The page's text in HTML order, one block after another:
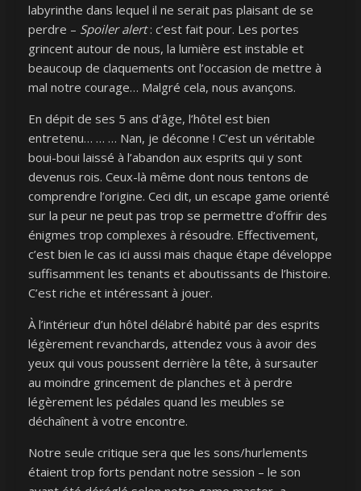
labyrinthe dans lequel il ne serait pas plaisant de se
perdre – Spoiler alert: c’est fait pour. Les portes
grincent autour de nous, la lumière est instable et
beaucoup de claquements ont l’occasion de mettre à
mal notre courage… Malgré cela, nous avançons.
En dépit de ses 5 ans d’âge, l’hôtel est bien
entretenu… … … Nan, je déconne ! C’est un véritable
boui-boui laissé à l’abandon aux esprits qui y sont
devenus rois. Ceux-là même dont nous tentons de
comprendre l’origine. Ceci dit, un escape game orienté
sur la peur ne peut pas trop se permettre d’offrir des
énigmes trop complexes à résoudre. Effectivement,
c’est bien le cas ici aussi mais chaque étape développe
suffisamment les tenants et aboutissants de l’histoire.
C’est riche et intéressant à jouer.
À l’intérieur d’un hôtel délabré habité par des esprits
légèrement revanchards, attendez vous à avoir des
yeux qui vous poussent derrière la tête, à sursauter
au moindre grincement de planches et à perdre
légèrement les pédales quand les meubles se
déchaînent à votre encontre.
Notre seule critique sera que les sons/hurlements
étaient trop forts pendant notre session – le son